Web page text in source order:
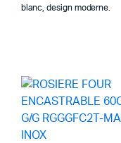
blanc, design moderne.